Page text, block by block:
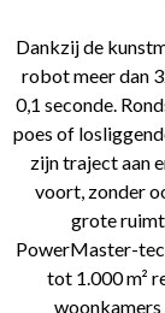
Dankzij de
robot meer dan
0,1 seconde.
poes of
zijn traject aan
voort, zonder
grote
PowerMaster-
tot 1.000 m²
woonkamers